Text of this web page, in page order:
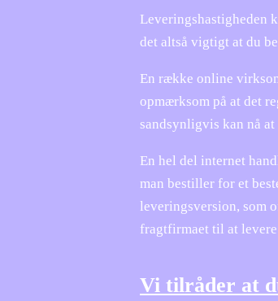
Leveringshastigheden
det altså vigtigt at du
En række online
opmærksom på at det
sandsynligvis kan nå
En hel del internet
man bestiller for et
leveringsversion, som
fragtfirmaet til at
Vi tilråder at